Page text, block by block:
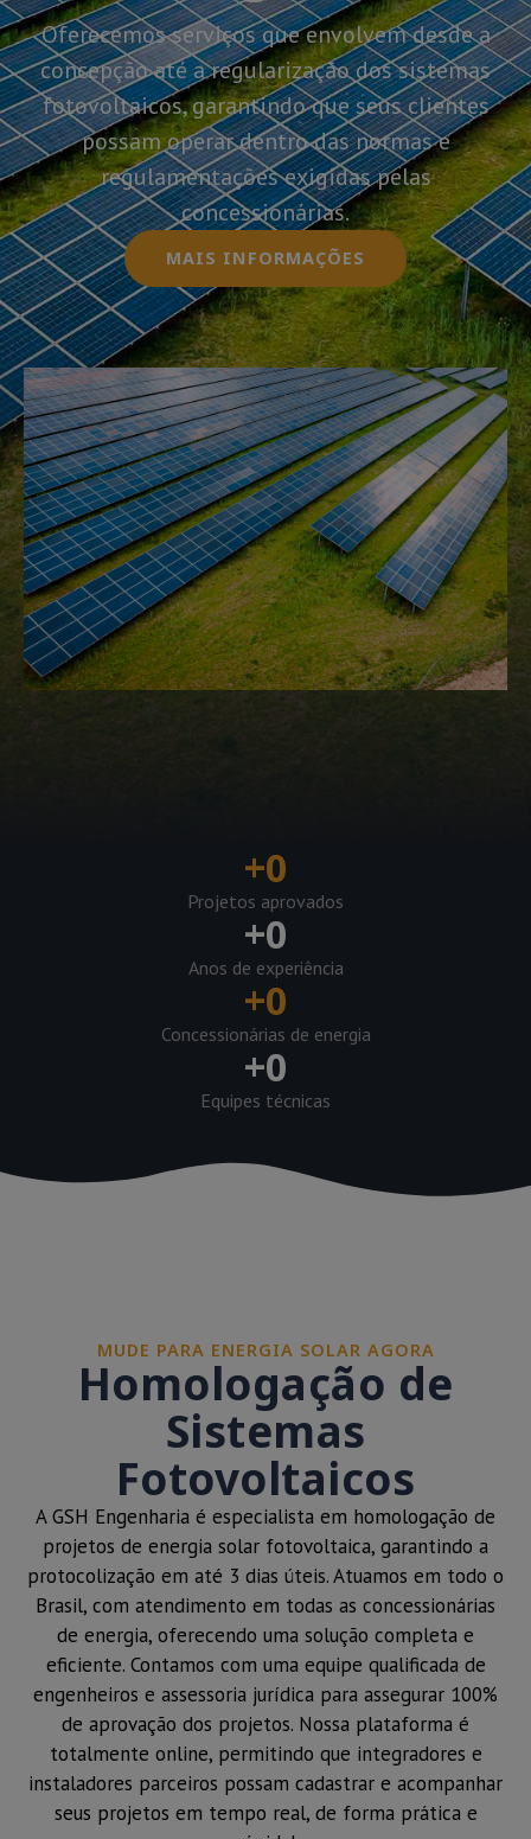
Oferecemos serviços que envolvem desde a
concepção até a regularização dos sistemas
fotovoltaicos, garantindo que seus clientes
possam operar dentro das normas e
regulamentações exigidas pelas
concessionárias.
MAIS INFORMAÇÕES
+0
Projetos aprovados
+0
Anos de experiência
+0
Concessionárias de energia
+0
Equipes técnicas
MUDE PARA ENERGIA SOLAR AGORA
Homologação de
Sistemas
Fotovoltaicos
A GSH Engenharia é especialista em homologação de
projetos de energia solar fotovoltaica, garantindo a
protocolização em até 3 dias úteis. Atuamos em todo o
Brasil, com atendimento em todas as concessionárias
de energia, oferecendo uma solução completa e
eficiente. Contamos com uma equipe qualificada de
engenheiros e assessoria jurídica para assegurar 100%
de aprovação dos projetos. Nossa plataforma é
totalmente online, permitindo que integradores e
instaladores parceiros possam cadastrar e acompanhar
seus projetos em tempo real, de forma prática e